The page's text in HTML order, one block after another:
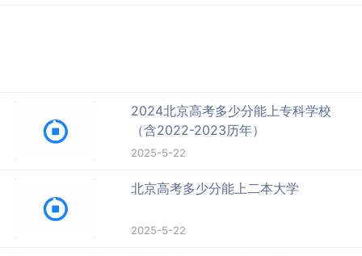
2024北京高考多少分能上专科学校
（含2022-2023历年）
2025-5-22
北京高考多少分能上二本大学
2025-5-22